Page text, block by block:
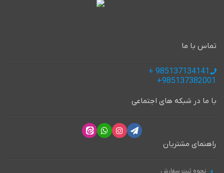
تماس با ما
با ما در شبکه های اجتماعی
راهنمای مشتریان
نحوه ثبت سفارش